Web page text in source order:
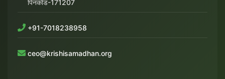
पिनकोड-171207
+91-7018238958
ceo@krishisamadhan.org